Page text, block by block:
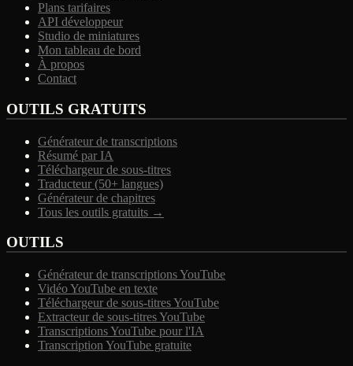
Plans tarifaires
API développeur
Studio de miniatures
Mon tableau de bord
À propos
Contact
OUTILS GRATUITS
Générateur de transcriptions
Résumé par IA
Téléchargeur de sous-titres
Traducteur (50+ langues)
Générateur de chapitres
Tous les outils gratuits →
OUTILS
Générateur de transcriptions YouTube
Vidéo YouTube en texte
Téléchargeur de sous-titres YouTube
Extracteur de sous-titres YouTube
Transcriptions YouTube pour l'IA
Transcription YouTube gratuite